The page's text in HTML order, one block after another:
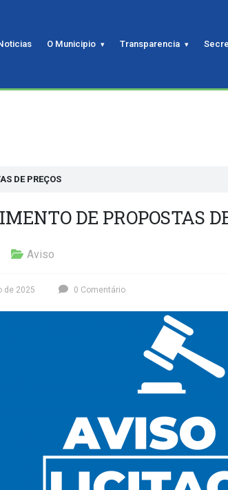
O Municipio Transparencia
DE PREÇOS
DE PROPOSTAS
Aviso
de 2025 0 Comentário